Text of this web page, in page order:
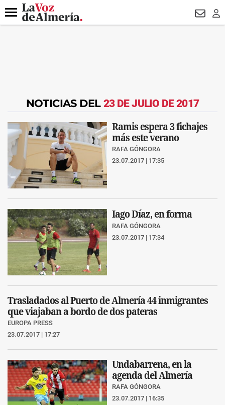
DESTACADO
Menú
NOTICIAS DEL 23 DE JULIO DE 2017
Ramis espera 3 fichajes
más este verano
RAFA GÓNGORA
23.07.2017 | 17:35
Iago Díaz, en forma
RAFA GÓNGORA
23.07.2017 | 17:34
Trasladados al Puerto de Almería 44 inmigrantes
que viajaban a bordo de dos pateras
EUROPA PRESS
23.07.2017 | 17:27
Undabarrena, en la
agenda del Almería
RAFA GÓNGORA
23.07.2017 | 16:35